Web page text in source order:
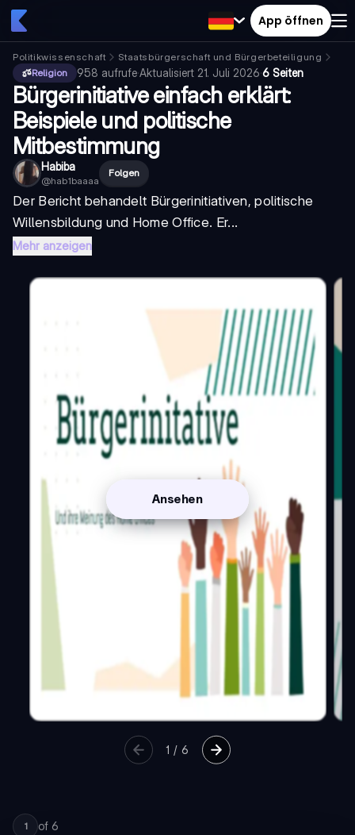
App öffnen
Politikwissenschaft Staatsbürgerschaft und Bürgerbeteiligung
Religion
958 aufrufe·Aktualisiert 21. Juli 2026·6 Seiten
Bürgerinitiative einfach erklärt:
Beispiele und politische
Mitbestimmung
Habiba
@hab1baaaa
Folgen
Der Bericht behandelt Bürgerinitiativen, politische
Willensbildung und Home Office. Er...
Mehr anzeigen
Ansehen
1 /6
1 of 6